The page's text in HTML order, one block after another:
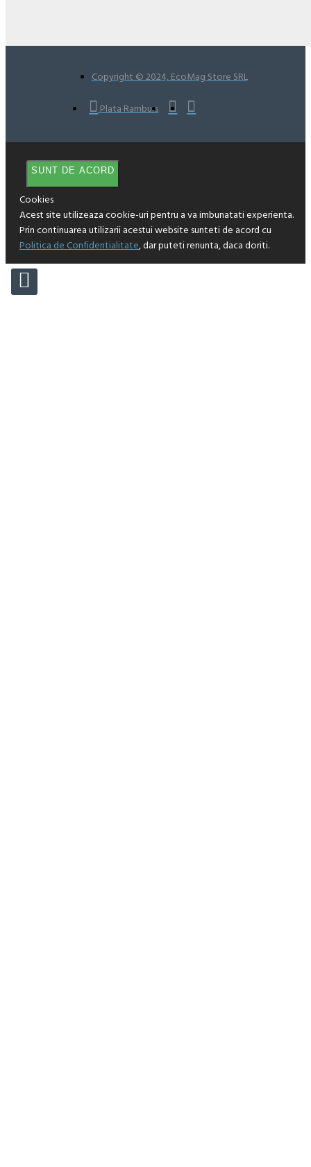
Copyright © 2024, EcoMag Store SRL
Plata Ramburs
SUNT DE ACORD
Cookies
Acest site utilizeaza cookie-uri pentru a va imbunatati experienta.
Prin continuarea utilizarii acestui website sunteti de acord cu
Politica de Confidentialitate, dar puteti renunta, daca doriti.